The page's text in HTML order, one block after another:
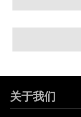
关于我们